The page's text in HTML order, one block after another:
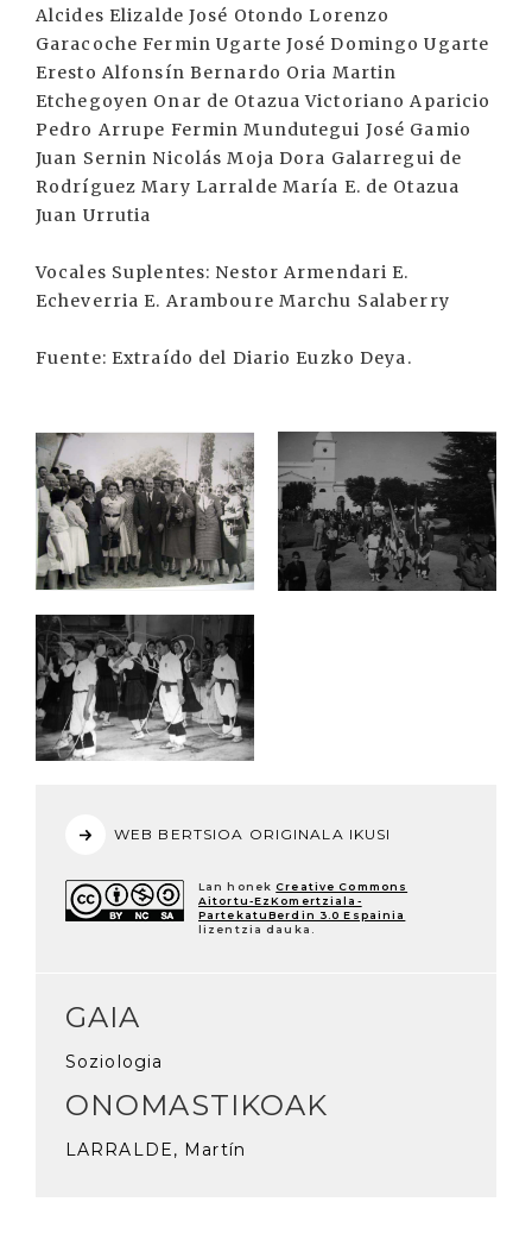
Alcides Elizalde José Otondo Lorenzo
Garacoche Fermin Ugarte José Domingo Ugarte
Eresto Alfonsín Bernardo Oria Martin
Etchegoyen Onar de Otazua Victoriano Aparicio
Pedro Arrupe Fermin Mundutegui José Gamio
Juan Sernin Nicolás Moja Dora Galarregui de
Rodríguez Mary Larralde María E. de Otazua
Juan Urrutia
Vocales Suplentes: Nestor Armendari E.
Echeverria E. Aramboure Marchu Salaberry
Fuente: Extraído del Diario Euzko Deya.
WEB BERTSIOA ORIGINALA IKUSI
Lan honek Creative Commons
Aitortu-EzKomertziala-
PartekatuBerdin 3.0 Espainia
lizentzia dauka.
GAIA
Soziologia
ONOMASTIKOAK
LARRALDE, Martín